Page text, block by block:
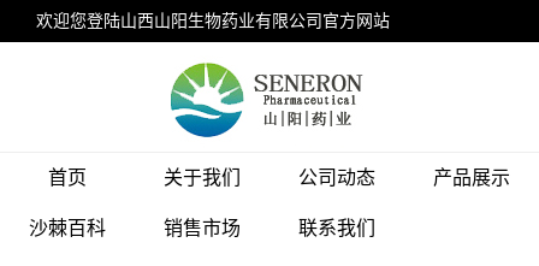
欢迎您登陆山西山阳生物药业有限公司官方网站
设为首页
首页 关于我们 公司动态 产品展示
沙棘百科 销售市场 联系我们